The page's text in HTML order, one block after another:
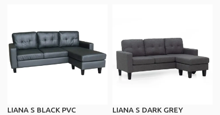
LIANA S BLACK PVC
LIANA S DARK GREY